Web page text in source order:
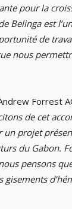
pour la
Belinga est
de
nous
Forrest
de cet
un projet
du Gabon.
pensons